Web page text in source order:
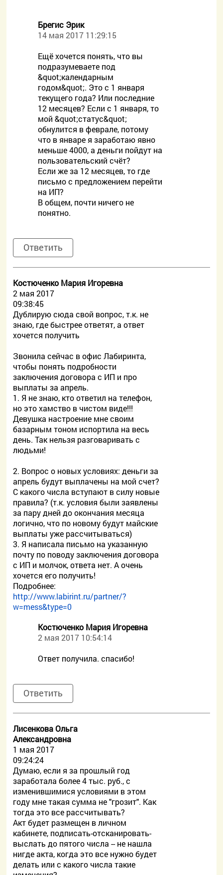
Брегис Эрик
14 мая 2017 11:29:15
Ещё хочется понять, что вы
подразумеваете под
&quot;календарным
годом&quot;. Это с 1 января
текущего года? Или последние
12 месяцев? Если с 1 января, то
мой &quot;статус&quot;
обнулится в феврале, потому
что в январе я заработаю явно
меньше 4000, а деньги пойдут на
пользовательский счёт?
Если же за 12 месяцев, то где
письмо с предложением перейти
на ИП?
В общем, почти ничего не
понятно.
Ответить
Костюченко Мария Игоревна
2 мая 2017
09:38:45
Дублирую сюда свой вопрос, т.к. не
знаю, где быстрее ответят, а ответ
хочется получить
Звонила сейчас в офис Лабиринта,
чтобы понять подробности
заключения договора с ИП и про
выплаты за апрель.
1. Я не знаю, кто ответил на телефон,
но это хамство в чистом виде!!!
Девушка настроение мне своим
базарным тоном испортила на весь
день. Так нельзя разговаривать с
людьми!
2. Вопрос о новых условиях: деньги за
апрель будут выплачены на мой счет?
С какого числа вступают в силу новые
правила? (т.к. условия были заявлены
за пару дней до окончания месяца
логично, что по новому будут майские
выплаты уже рассчитываться)
3. Я написала письмо на указанную
почту по поводу заключения договора
с ИП и молчок, ответа нет. А очень
хочется его получить!
Подробнее:
http://www.labirint.ru/partner/?
w=mess&type=0
Костюченко Мария Игоревна
2 мая 2017 10:54:14
Ответ получила. спасибо!
Ответить
Лисенкова Ольга
Александровна
1 мая 2017
09:24:24
Думаю, если я за прошлый год
заработала более 4 тыс. руб., с
изменившимися условиями в этом
году мне такая сумма не "грозит". Как
тогда это все рассчитывать?
Акт будет размещен в личном
кабинете, подписать-отсканировать-
выслать до пятого числа -- не нашла
нигде акта, когда это все нужно будет
делать или с какого числа такие